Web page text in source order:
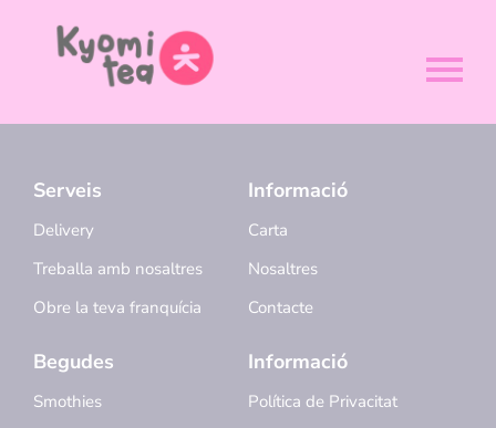
Serveis
Delivery
Treballa amb nosaltres
Obre la teva franquícia
Informació
Carta
Nosaltres
Contacte
Begudes
Smothies
Informació
Política de Privacitat